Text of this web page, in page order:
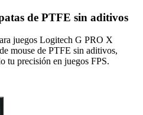
de PTFE sin aditivos
juegos Logitech G PRO X
mouse de PTFE sin aditivos,
tu precisión en juegos FPS.